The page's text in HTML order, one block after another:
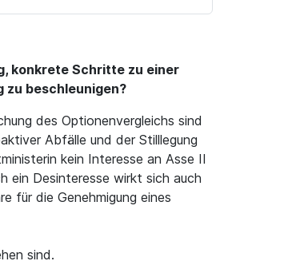
konkrete Schritte zu einer
zu beschleunigen?
des Optionenvergleichs sind
Abfälle und der Stilllegung
kein Interesse an Asse II
ein Desinteresse wirkt sich auch
für die Genehmigung eines
sind.